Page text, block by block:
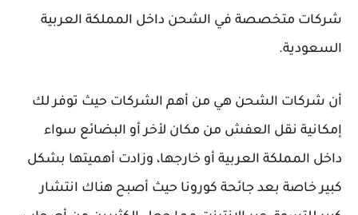
شركات متخصصة في الشحن داخل المملكة العربية
السعودية.
أن شركات الشحن هي من أهم الشركات حيث توفر لك
إمكانية نقل العفش من مكان لأخر أو البضائع سواء
داخل المملكة العربية أو خارجها، وزادت أهميتها بشكل
كبير خاصة بعد جائحة كورونا حيث أصبح هناك انتشار